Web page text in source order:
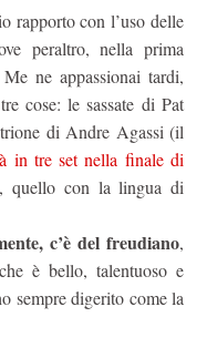
rapporto con l’uso delle
peraltro, nella prima
ne appassionai tardi,
cose: le sassate di Pat
di Andre Agassi (il
in tre set nella finale di
quello con la lingua di
c’è del freudiano,
è bello, talentuoso e
sempre digerito come la